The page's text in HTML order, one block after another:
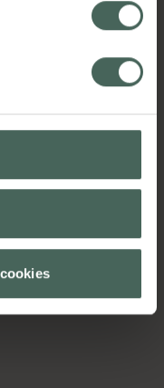
vårt uppdrag att
att prata